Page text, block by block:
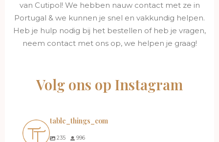
van Cutipol! We hebben nauw contact met ze in
Portugal & we kunnen je snel en vakkundig helpen.
Heb je hulp nodig bij het bestellen of heb je vragen,
neem contact met ons op, we helpen je graag!
Volg ons op Instagram
table_things_com
235 996